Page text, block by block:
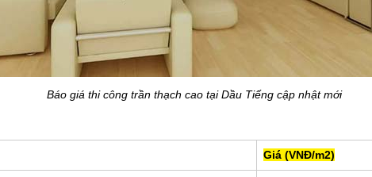
Báo giá thi công trần thạch cao tại Dầu Tiếng cập nhật mới
Giá (VNĐ/m2)